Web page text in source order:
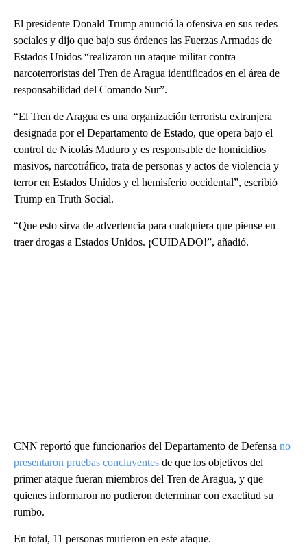
El presidente Donald Trump anunció la ofensiva en sus redes
sociales y dijo que bajo sus órdenes las Fuerzas Armadas de
Estados Unidos “realizaron un ataque militar contra
narcoterroristas del Tren de Aragua identificados en el área de
responsabilidad del Comando Sur”.
“El Tren de Aragua es una organización terrorista extranjera
designada por el Departamento de Estado, que opera bajo el
control de Nicolás Maduro y es responsable de homicidios
masivos, narcotráfico, trata de personas y actos de violencia y
terror en Estados Unidos y el hemisferio occidental”, escribió
Trump en Truth Social.
“Que esto sirva de advertencia para cualquiera que piense en
traer drogas a Estados Unidos. ¡CUIDADO!”, añadió.
CNN reportó que funcionarios del Departamento de Defensa no
presentaron pruebas concluyentes de que los objetivos del
primer ataque fueran miembros del Tren de Aragua, y que
quienes informaron no pudieron determinar con exactitud su
rumbo.
En total, 11 personas murieron en este ataque.